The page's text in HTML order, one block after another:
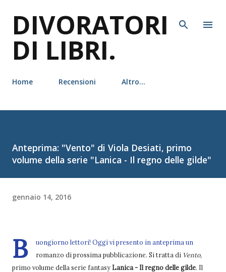
DIVORATORI
DI LIBRI.
Home Recensioni Altro…
Anteprima: "Vento" di Viola Desiati, primo
volume della serie "Lanica - Il regno delle gilde"
gennaio 14, 2016
B
uongiorno lettori! Oggi vi presento in anteprima un
romanzo di prossima pubblicazione. Si tratta di Vento,
primo volume della serie fantasy Lanica - Il regno delle gilde. Il